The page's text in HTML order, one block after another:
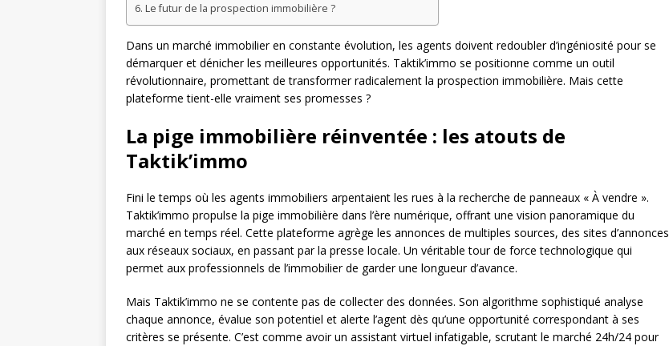
Le futur de la prospection immobilière ?
Dans un marché immobilier en constante évolution, les agents doivent redoubler d’ingéniosité pour se
démarquer et dénicher les meilleures opportunités. Taktik’immo se positionne comme un outil
révolutionnaire, promettant de transformer radicalement la prospection immobilière. Mais cette
plateforme tient-elle vraiment ses promesses ?
La pige immobilière réinventée : les atouts de
Taktik’immo
Fini le temps où les agents immobiliers arpentaient les rues à la recherche de panneaux « À vendre ».
Taktik’immo propulse la pige immobilière dans l’ère numérique, offrant une vision panoramique du
marché en temps réel. Cette plateforme agrège les annonces de multiples sources, des sites d’annonces
aux réseaux sociaux, en passant par la presse locale. Un véritable tour de force technologique qui
permet aux professionnels de l’immobilier de garder une longueur d’avance.
Mais Taktik’immo ne se contente pas de collecter des données. Son algorithme sophistiqué analyse
chaque annonce, évalue son potentiel et alerte l’agent dès qu’une opportunité correspondant à ses
critères se présente. C’est comme avoir un assistant virtuel infatigable, scrutant le marché 24h/24 pour